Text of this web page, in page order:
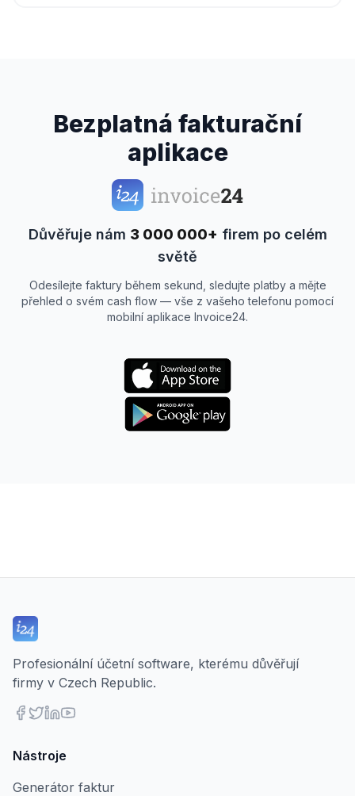
Bezplatná fakturační
aplikace
Důvěřuje nám 3 000 000+ firem po celém
světě
Odesílejte faktury během sekund, sledujte platby a mějte
přehled o svém cash flow — vše z vašeho telefonu pomocí
mobilní aplikace Invoice24.
Profesionální účetní software, kterému důvěřují
firmy v Czech Republic.
Nástroje
Generátor faktur